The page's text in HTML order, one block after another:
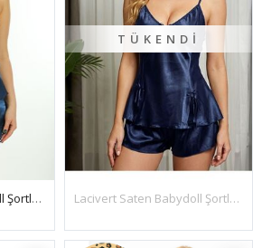
Lacivert Saten Babydoll Şortlu Takım - 259
TÜKENDI
Lacivert Saten Babydoll Şortlu Takım - 331